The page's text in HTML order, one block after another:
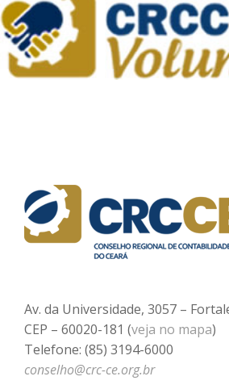
Av. da Universidade, 3057 –
CEP – 60020-181 (veja no mapa)
Telefone: (85) 3194-6000
conselho@crc-ce.org.br